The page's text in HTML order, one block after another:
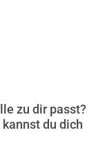
zu dir passt?
du dich